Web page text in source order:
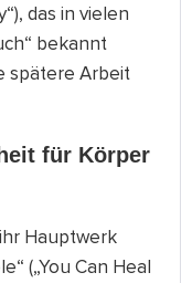
das in vielen
bekannt
spätere Arbeit
für Körper
Hauptwerk
(„You Can Heal